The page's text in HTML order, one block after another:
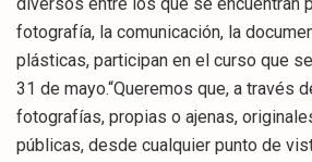
diversos entre los que se encuentran
fotografía, la comunicación, la
plásticas, participan en el curso que
31 de mayo.“Queremos que, a través
fotografías, propias o ajenas,
públicas, desde cualquier punto de